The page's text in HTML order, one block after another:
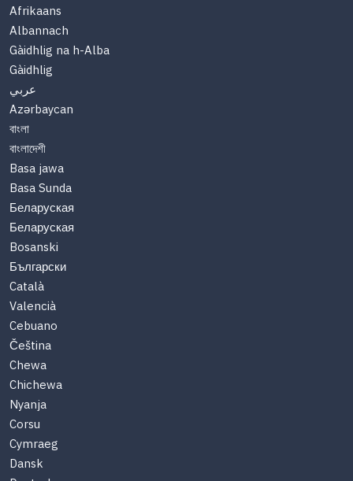
Afrikaans
Albannach
Gàidhlig na h-Alba
Gàidhlig
عربي
Azərbaycan
বাংলা
বাংলাদেশী
Basa jawa
Basa Sunda
Беларуская
Беларуская
Bosanski
Български
Català
Valencià
Cebuano
Čeština
Chewa
Chichewa
Nyanja
Corsu
Cymraeg
Dansk